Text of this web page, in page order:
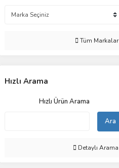
Tüm Markalar
Hızlı Arama
Hızlı Ürün Arama
Ara
Detaylı Arama